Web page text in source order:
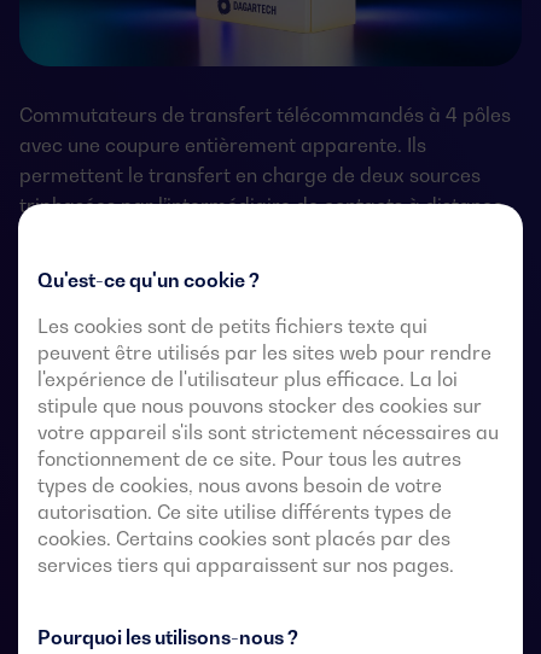
Qu'est-ce qu'un cookie ?
Les cookies sont de petits fichiers texte qui
peuvent être utilisés par les sites web pour rendre
l'expérience de l'utilisateur plus efficace. La loi
stipule que nous pouvons stocker des cookies sur
votre appareil s'ils sont strictement nécessaires au
fonctionnement de ce site. Pour tous les autres
types de cookies, nous avons besoin de votre
autorisation. Ce site utilise différents types de
cookies. Certains cookies sont placés par des
services tiers qui apparaissent sur nos pages.
Pourquoi les utilisons-nous ?
Commutateurs de transfert télécommandés à 4 pôles
avec une coupure entièrement apparente. Ils
permettent le transfert en charge de deux sources
triphasées par l’intermédiaire de contacts à distance
automatique externe, utilisant une logique d’impulsions
ou un interrupteur.
Ils sont conçus pour être utilisés dans des systèmes
d’alimentation à basse tension où une interruption de
l’alimentation de la charge est acceptable pendant le
transfert.
Fiches techniques du commutateur de
transfert automatique